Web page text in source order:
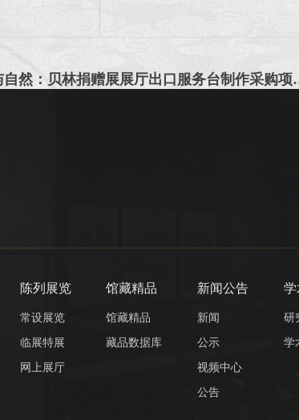
成都博物馆人与
陈列展览
常设展览
临展特展
网上展厅
馆藏精品
馆藏精品
藏品数据库
新闻公告
新闻
公示
视频中心
公告
学
研
学